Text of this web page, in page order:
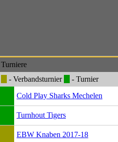
Turniere
- Verbandsturnier
- Turnier
Cold Play Sharks Mechelen
Turnhout Tigers
EBW Knaben 2017-18